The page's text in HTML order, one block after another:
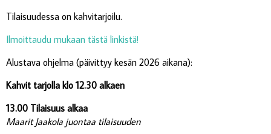
Tilaisuudessa on kahvitarjoilu.
Ilmoittaudu mukaan tästä linkistä!
Alustava ohjelma (päivittyy kesän 2026 aikana):
Kahvit tarjolla klo 12.30 alkaen
13.00 Tilaisuus alkaa
Maarit Jaakola juontaa tilaisuuden